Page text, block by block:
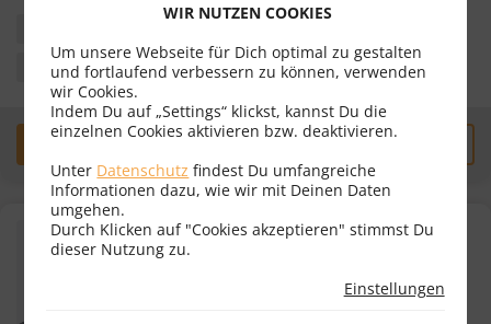
Mietrecht
Erstgespräch zum Profil
Ing. Mag. Peter Bubits
Rechtsanwalt
WIR NUTZEN COOKIES
Um unsere Webseite für Dich optimal zu gestalten
und fortlaufend verbessern zu können, verwenden
wir Cookies.
Indem Du auf „Settings“ klickst, kannst Du die
einzelnen Cookies aktivieren bzw. deaktivieren.
Unter Datenschutz findest Du umfangreiche
Informationen dazu, wie wir mit Deinen Daten
umgehen.
Durch Klicken auf "Cookies akzeptieren" stimmst Du
dieser Nutzung zu.
Einstellungen